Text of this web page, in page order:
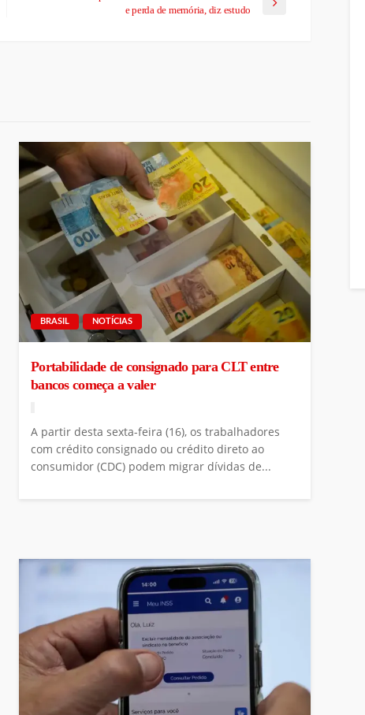
e perda de memória, diz estudo
BRASIL NOTÍCIAS
Portabilidade de consignado para CLT entre
bancos começa a valer
A partir desta sexta-feira (16), os trabalhadores
com crédito consignado ou crédito direto ao
consumidor (CDC) podem migrar dívidas de...